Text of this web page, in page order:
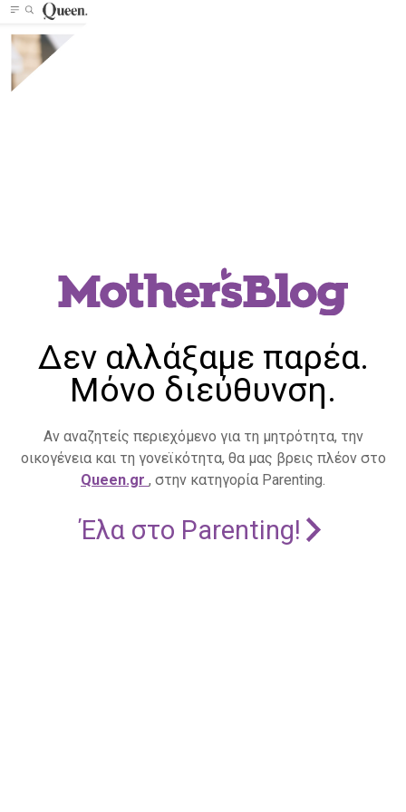
Δεν αλλάξαμε παρέα.
Μόνο διεύθυνση.
Αν αναζητείς περιεχόμενο για τη μητρότητα, την
οικογένεια και τη γονεϊκότητα, θα μας βρεις πλέον στο
Queen.gr , στην κατηγορία Parenting.
Έλα στο Parenting!